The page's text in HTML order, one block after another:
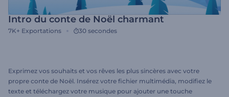
Intro du conte de Noël charmant
7K+ Exportations 30 secondes
Exprimez vos souhaits et vos rêves les plus sincères avec votre
propre conte de Noël. Insérez votre fichier multimédia, modifiez le
texte et téléchargez votre musique pour ajouter une touche